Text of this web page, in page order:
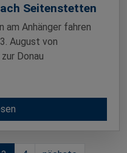
Seitenstetten
am Anhänger fahren
August von
Donau